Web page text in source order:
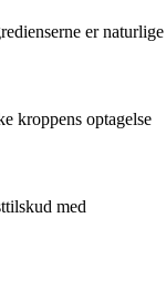
er naturlige
kroppens optagelse
med